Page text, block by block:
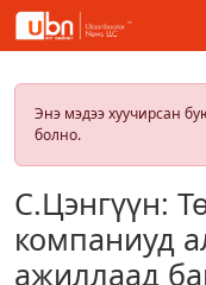
Энэ мэдээ хуучирсан
болно.
С.Цэнгүүн:
компаниуд
ажиллаад